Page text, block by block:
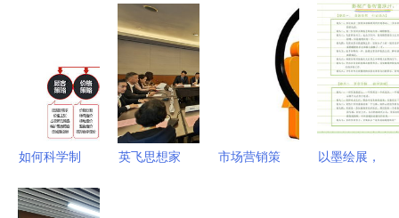
制造厂
厂直供团购
会 匠心工
格的完美碰
撞
策略到执行
的全面指南
如何科学制
策划中的会
英飞思想家
市场营销策
以墨绘展，